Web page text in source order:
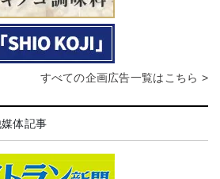
すべての企画広告一覧はこちら >
体記事